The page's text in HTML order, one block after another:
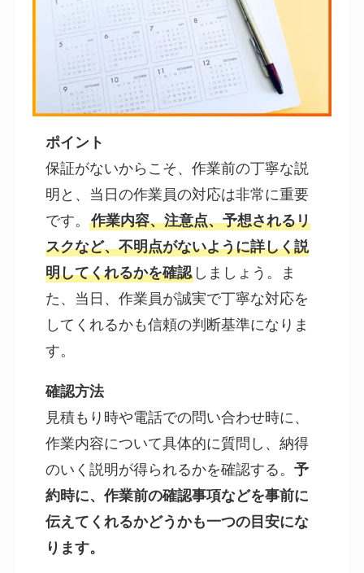
ポイント
保証がないからこそ、作業前の丁寧な説
明と、当日の作業員の対応は非常に重要
です。作業内容、注意点、予想されるリ
スクなど、不明点がないように詳しく説
明してくれるかを確認 しましょう。ま
た、当日、作業員が誠実で丁寧な対応を
してくれるかも信頼の判断基準になりま
す。
確認方法
見積もり時や電話での問い合わせ時に、
作業内容について具体的に質問し、納得
のいく説明が得られるかを確認する。予
約時に、作業前の確認事項などを事前に
伝えてくれるかどうかも一つの目安にな
ります。